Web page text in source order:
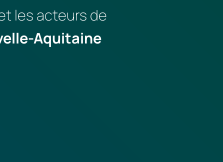
les acteurs de
Nouvelle-Aquitaine